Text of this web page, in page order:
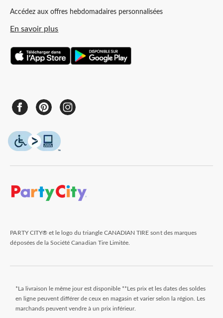
Accédez aux offres hebdomadaires personnalisées
En savoir plus
PARTY CITY® et le logo du triangle CANADIAN TIRE sont des marques
déposées de la Société Canadian Tire Limitée.
*La livraison le même jour est disponible **Les prix et les dates des soldes
en ligne peuvent différer de ceux en magasin et varier selon la région. Les
marchands peuvent vendre à un prix inférieur.